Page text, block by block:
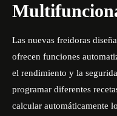
Las nuevas freidoras
ofrecen funciones
el rendimiento y la
programar diferentes
calcular automáticamente